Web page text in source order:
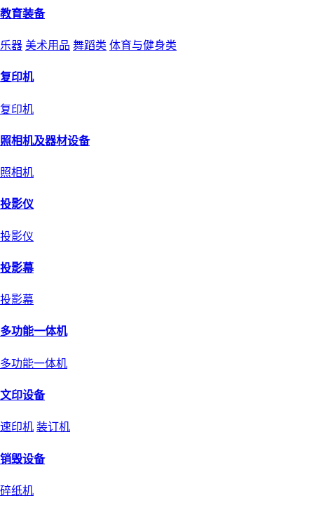
教育装备
乐器 美术用品 舞蹈类 体育与健身类
复印机
复印机
照相机及器材设备
照相机
投影仪
投影仪
投影幕
投影幕
多功能一体机
多功能一体机
文印设备
速印机 装订机
销毁设备
碎纸机